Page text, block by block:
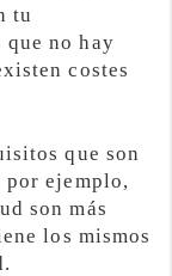
tu
que no hay
costes
que son
por ejemplo,
son más
los mismos